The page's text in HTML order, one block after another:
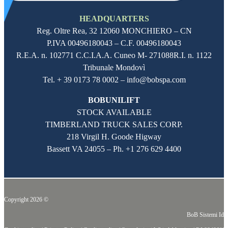
HEADQUARTERS
Reg. Oltre Rea, 32 12060 MONCHIERO – CN
P.IVA 00496180043 – C.F. 00496180043
R.E.A. n. 102771 C.C.I.A.A. Cuneo M- 271088R.I. n. 1122
Tribunale Mondovì
Tel. + 39 0173 78 0002 – info@bobspa.com
BOBUNILIFT
STOCK AVAILABLE
TIMBERLAND TRUCK SALES CORP.
218 Virgil H. Goode Higway
Bassett VA 24055 – Ph. +1 276 629 4400
Copyright 2026 ©
BoB Sistemi